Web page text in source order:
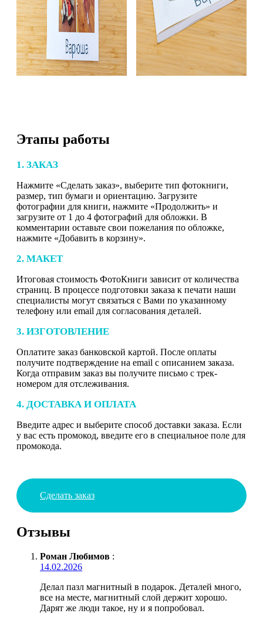
Этапы работы
1. ЗАКАЗ
Нажмите «Сделать заказ», выберите тип фотокниги,
размер, тип бумаги и ориентацию. Загрузите
фотографии для книги, нажмите «Продолжить» и
загрузите от 1 до 4 фотографий для обложки. В
комментарии оставьте свои пожелания по обложке,
нажмите «Добавить в корзину».
2. МАКЕТ
Итоговая стоимость ФотоКниги зависит от количества
страниц. В процессе подготовки заказа к печати наши
специалисты могут связаться с Вами по указанному
телефону или email для согласования деталей.
3. ИЗГОТОВЛЕНИЕ
Оплатите заказ банковской картой. После оплаты
получите подтверждение на email с описанием заказа.
Когда отправим заказ вы получите письмо с трек-
номером для отслеживания.
4. ДОСТАВКА И ОПЛАТА
Введите адрес и выберите способ доставки заказа. Если
у вас есть промокод, введите его в специальное поле для
промокода.
Сделать заказ
Отзывы
Роман Любимов :
14.02.2026
Делал пазл магнитный в подарок. Деталей много,
все на месте, магнитный слой держит хорошо.
Дарят же люди такое, ну и я попробовал.